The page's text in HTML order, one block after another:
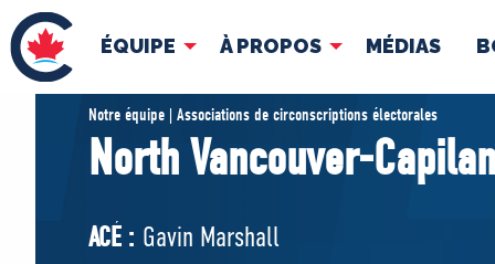
ÉQUIPE À PROPOS MÉDIAS
ÉQUIPE
Pierre Poilievre
Cabinet fantôme
À
Notre équipe | Associations de circonscriptions électorales
North Vancouver-
ACÉ : Gavin Marshall